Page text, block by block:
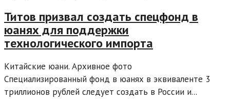
Титов призвал создать спецфонд в
юанях для поддержки
технологического импорта
Китайские юани. Архивное фото
Специализированный фонд в юанях в эквиваленте 3
триллионов рублей следует создать в России и...